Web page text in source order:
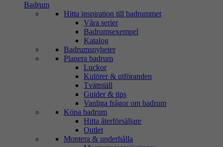
Badrum
Hitta inspiration till badrummet
Våra serier
Badrumsexempel
Katalog
Badrumsnyheter
Planera badrum
Luckor
Kulörer & utföranden
Tvättställ
Guider & tips
Vanliga frågor om badrum
Köpa badrum
Hitta återförsäljare
Outlet
Montera & underhålla